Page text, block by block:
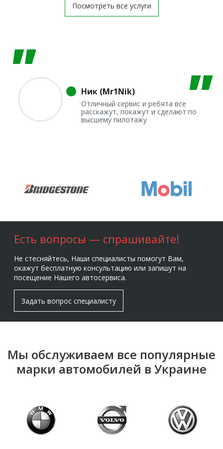
Посмотреть все услуги
Ник (Mr1Nik)
Отличный сервис и ребята все
расскажут, покажут и сделают по
высшему пилотажу
Есть вопросы — спрашивайте!
Не стесняйтесь, Наши специалисты помогут Вам,
окажут бесплатную консультацию или запишут на
посещение Нашего автосервиса.
Задать вопрос специалисту
Мы обслуживаем все популярные
марки автомобилей в Украине